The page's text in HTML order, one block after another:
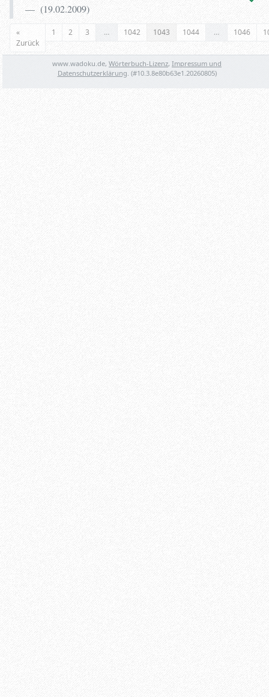
(19.02.2009)
«
Zurück
1 2 3 … 1042 1043 1044 … 1046
www.wadoku.de, Wörterbuch-Lizenz, Impressum und
Datenschutzerklärung . (#10.3.8e80b63e1.20260805)